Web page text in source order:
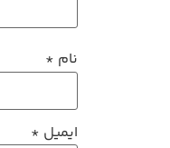
نام *
ایمیل *